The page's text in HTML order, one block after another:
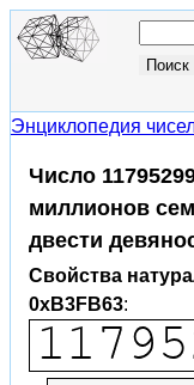
Энциклопедия
Число
миллионов
двести
Свойства
0xB3FB63: